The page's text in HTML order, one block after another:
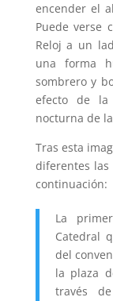
encender el
Puede verse
Reloj a un
una forma
sombrero y
efecto de la
nocturna de
Tras esta
diferentes las
continuación:
La
Catedral
del
la plaza
través